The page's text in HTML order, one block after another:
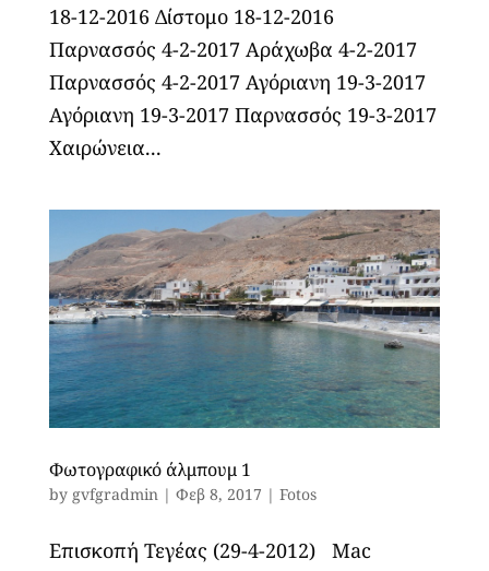
18-12-2016 Δίστομο 18-12-2016
Παρνασσός 4-2-2017 Αράχωβα 4-2-2017
Παρνασσός 4-2-2017 Αγόριανη 19-3-2017
Αγόριανη 19-3-2017 Παρνασσός 19-3-2017
Χαιρώνεια...
Φωτογραφικό άλμπουμ 1
by gvfgradmin | Φεβ 8, 2017 | Fotos
Επισκοπή Τεγέας (29-4-2012) Mac